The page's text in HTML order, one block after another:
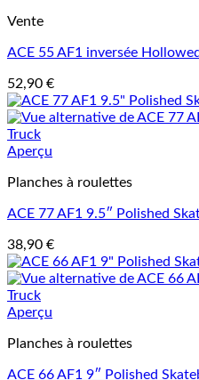
Vente
ACE 55 AF1 inversée
52,90 €
Aperçu
Planches à roulettes
ACE 77 AF1 9.5″ Polished
38,90 €
Aperçu
Planches à roulettes
ACE 66 AF1 9″ Polished